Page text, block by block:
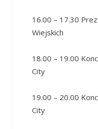
16.00 – 17.30
Wiejskich
18.00 – 19.00
City
19.00 – 20.00
City